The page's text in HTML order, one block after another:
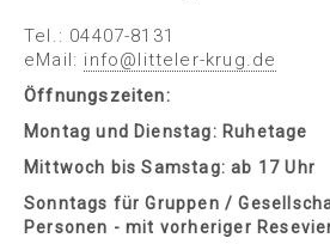
Tel.: 04407-8131
eMail: info@litteler-krug. de
Öffnungszeiten:
Montag und Dienstag: Ruhetage
Mittwoch bis Samstag: ab 17 Uhr
Sonntags für Gruppen /
Personen - mit vorheriger